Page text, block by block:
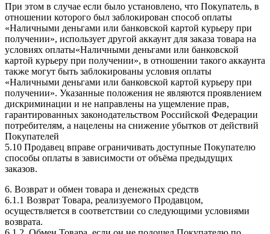
При этом в случае если было установлено, что Покупатель, в
отношении которого был заблокирован способ оплаты
«Наличными деньгами или банковской картой курьеру при
получении», использует другой аккаунт для заказа товара на
условиях оплаты«Наличными деньгами или банковской
картой курьеру при получении», в отношении такого аккаунта
также могут быть заблокированы условия оплаты
«Наличными деньгами или банковской картой курьеру при
получении». Указанные положения не являются проявлением
дискриминации и не направлены на ущемление прав,
гарантированных законодательством Российской Федерации
потребителям, а нацелены на снижение убытков от действий
Покупателей
5.10 Продавец вправе ограничивать доступные Покупателю
способы оплаты в зависимости от объёма предыдущих
заказов.
6. Возврат и обмен товара и денежных средств
6.1.1 Возврат Товара, реализуемого Продавцом,
осуществляется в соответствии со следующими условиями
возврата.